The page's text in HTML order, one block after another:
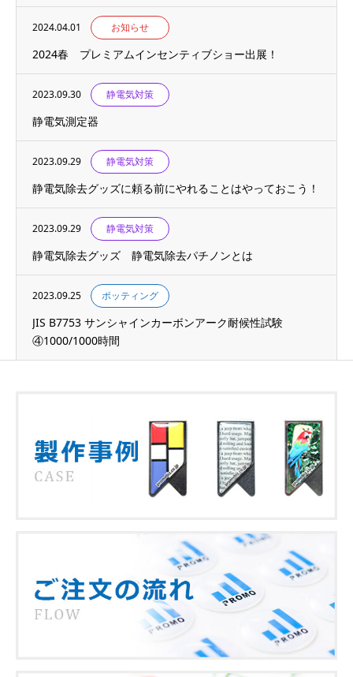
2024.04.01 お知らせ
2024春 プレミアムインセンティブショー出展！
2023.09.30 静電気対策
静電気測定器
2023.09.29 静電気対策
静電気除去グッズに頼る前にやれることはやっておこう！
2023.09.29 静電気対策
静電気除去グッズ 静電気除去パチノンとは
2023.09.25 ポッティング
JIS B7753 サンシャインカーボンアーク耐候性試験
④1000/1000時間